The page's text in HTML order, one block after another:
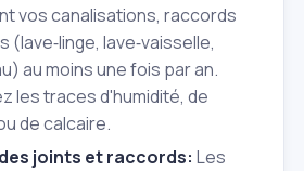
vos canalisations, raccords
(lave‑linge, lave‑vaisselle,
au moins une fois par an.
les traces d'humidité, de
de calcaire.
joints et raccords: Les